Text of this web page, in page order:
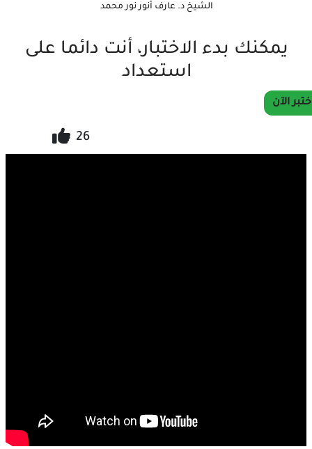
الشيخ د. عارف أنور نور محمد
يمكنك بدء الاختبار، أنت دائما على
استعداد
الآن
26